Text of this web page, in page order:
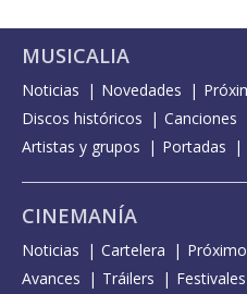
MUSICALIA
Noticias Novedades
Discos históricos
Canciones
Artistas y grupos
Portadas
CINEMANÍA
Noticias Cartelera
Avances
Tráilers